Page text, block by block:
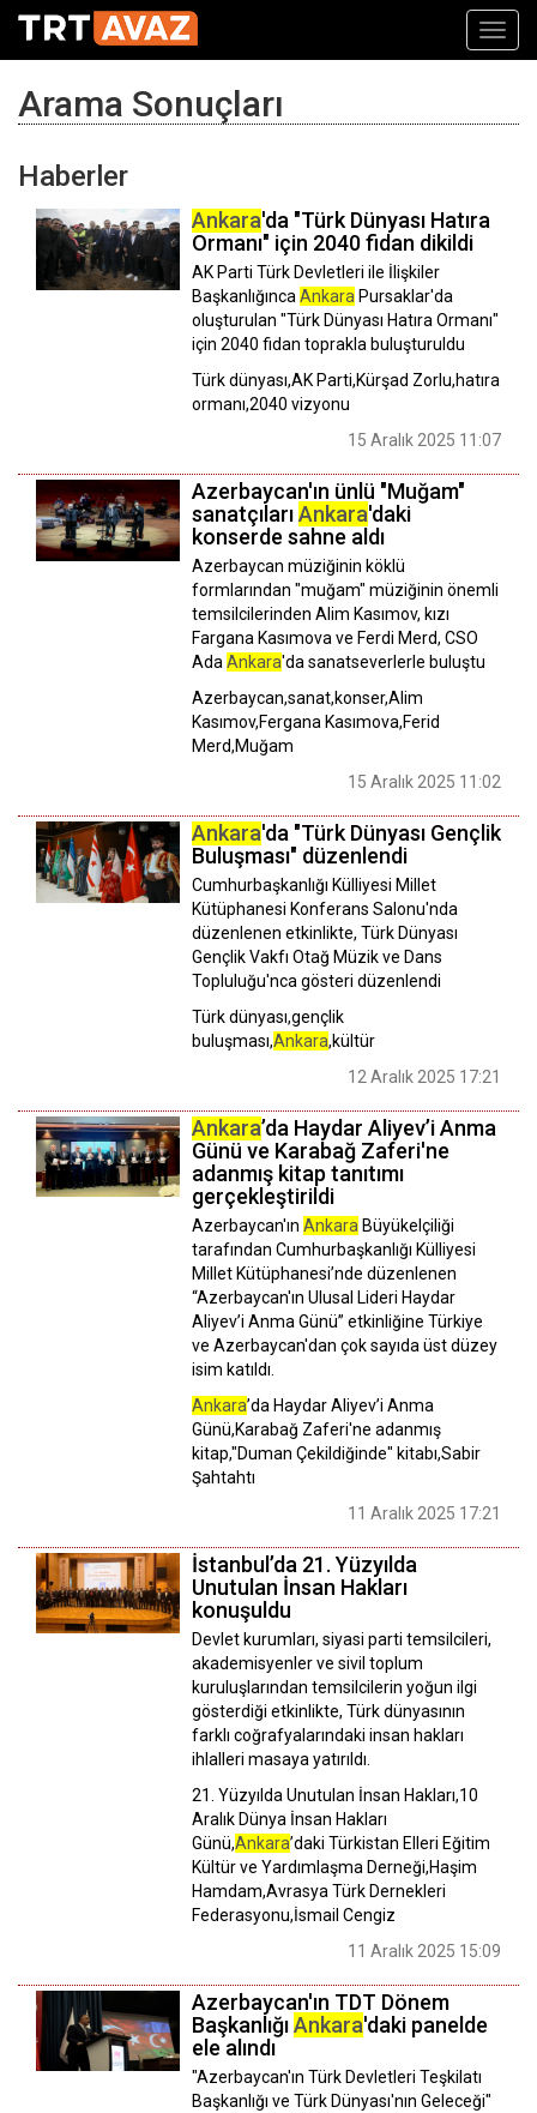
Arama Sonuçları
Haberler
Ankara'da "Türk Dünyası Hatıra
Ormanı" için 2040 fidan dikildi
AK Parti Türk Devletleri ile İlişkiler
Başkanlığınca Ankara Pursaklar'da
oluşturulan "Türk Dünyası Hatıra Ormanı"
için 2040 fidan toprakla buluşturuldu
Türk dünyası,AK Parti,Kürşad Zorlu,hatıra
ormanı,2040 vizyonu
15 Aralık 2025 11:07
Azerbaycan'ın ünlü "Muğam"
sanatçılarıAnkara'daki
konserde sahne aldı
Azerbaycan müziğinin köklü
formlarından "muğam" müziğinin önemli
temsilcilerinden Alim Kasımov, kızı
Fargana Kasımova ve Ferdi Merd, CSO
Ada Ankara'da sanatseverlerle buluştu
Azerbaycan,sanat,konser,Alim
Kasımov,Fergana Kasımova,Ferid
Merd,Muğam
15 Aralık 2025 11:02
Ankara'da "Türk Dünyası Gençlik
Buluşması" düzenlendi
Cumhurbaşkanlığı Külliyesi Millet
Kütüphanesi Konferans Salonu'nda
düzenlenen etkinlikte, Türk Dünyası
Gençlik Vakfı Otağ Müzik ve Dans
Topluluğu'nca gösteri düzenlendi
Türk dünyası,gençlik
buluşması,Ankara,kültür
12 Aralık 2025 17:21
Ankara’da Haydar Aliyev’i Anma
Günü ve Karabağ Zaferi'ne
adanmış kitap tanıtımı
gerçekleştirildi
Azerbaycan'ın Ankara Büyükelçiliği
tarafından Cumhurbaşkanlığı Külliyesi
Millet Kütüphanesi’nde düzenlenen
“Azerbaycan'ın Ulusal Lideri Haydar
Aliyev’i Anma Günü” etkinliğine Türkiye
ve Azerbaycan'dan çok sayıda üst düzey
isim katıldı.
Ankara’da Haydar Aliyev’i Anma
Günü,Karabağ Zaferi'ne adanmış
kitap,"Duman Çekildiğinde" kitabı,Sabir
Şahtahtı
11 Aralık 2025 17:21
İstanbul’da 21. Yüzyılda
Unutulan İnsan Hakları
konuşuldu
Devlet kurumları, siyasi parti temsilcileri,
akademisyenler ve sivil toplum
kuruluşlarından temsilcilerin yoğun ilgi
gösterdiği etkinlikte, Türk dünyasının
farklı coğrafyalarındaki insan hakları
ihlalleri masaya yatırıldı.
21. Yüzyılda Unutulan İnsan Hakları,10
Aralık Dünya İnsan Hakları
Günü,Ankara’daki Türkistan Elleri Eğitim
Kültür ve Yardımlaşma Derneği,Haşim
Hamdam,Avrasya Türk Dernekleri
Federasyonu,İsmail Cengiz
11 Aralık 2025 15:09
Azerbaycan'ın TDT Dönem
BaşkanlığıAnkara'daki panelde
ele alındı
"Azerbaycan'ın Türk Devletleri Teşkilatı
Başkanlığı ve Türk Dünyası'nın Geleceği"